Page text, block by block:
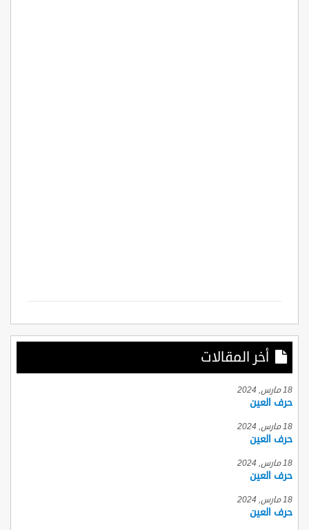
أخر المقالات
18 مارس, 2024
حرف العين
18 مارس, 2024
حرف العين
18 مارس, 2024
حرف العين
18 مارس, 2024
حرف العين